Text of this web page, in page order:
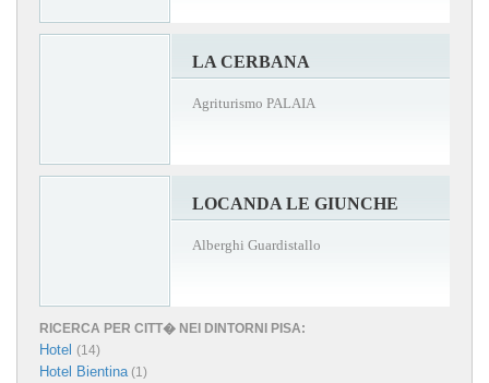
LA CERBANA
Agriturismo PALAIA
LOCANDA LE GIUNCHE
Alberghi Guardistallo
RICERCA PER CITT� NEI DINTORNI PISA:
Hotel (14)
Hotel Bientina(1)